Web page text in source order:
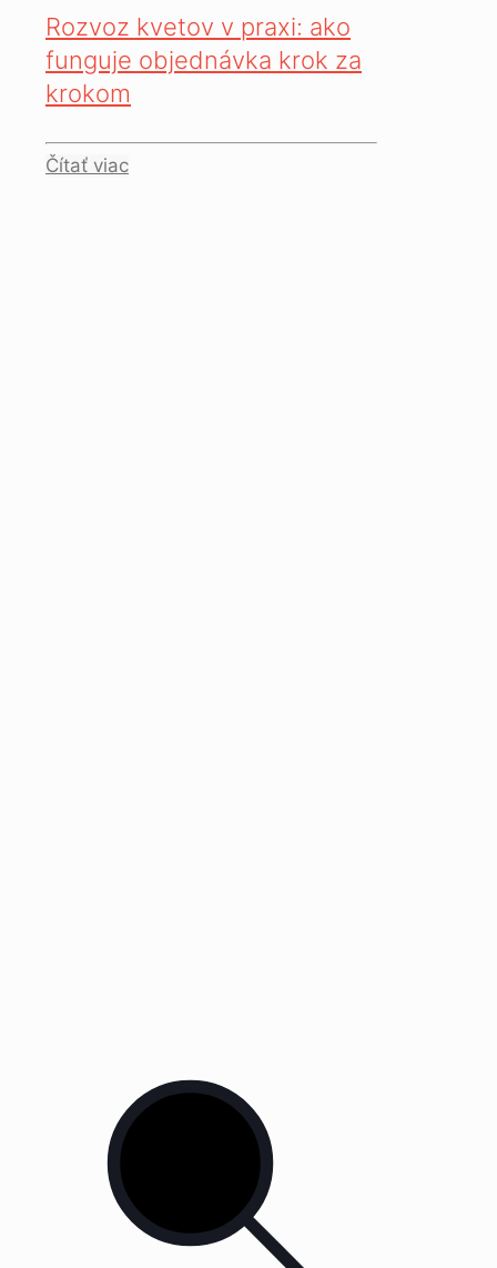
Rozvoz kvetov v praxi: ako
funguje objednávka krok za
krokom
Čítať viac